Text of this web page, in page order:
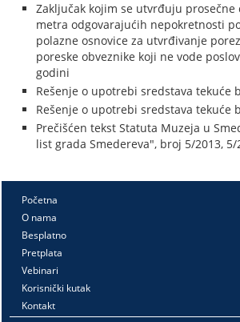
Zaključak kojim se utvrđuju prosečne
metra odgovarajućih nepokretnosti
polazne osnovice za utvrđivanje
poreske obveznike koji ne vode
godini
Rešenje o upotrebi sredstava tekuće
Rešenje o upotrebi sredstava tekuće
Prečišćen tekst Statuta Muzeja u
list grada Smedereva", broj 5/2013, 5/
Početna
O nama
Besplatno
Pretplata
Vebinari
Korisnički kutak
Kontakt